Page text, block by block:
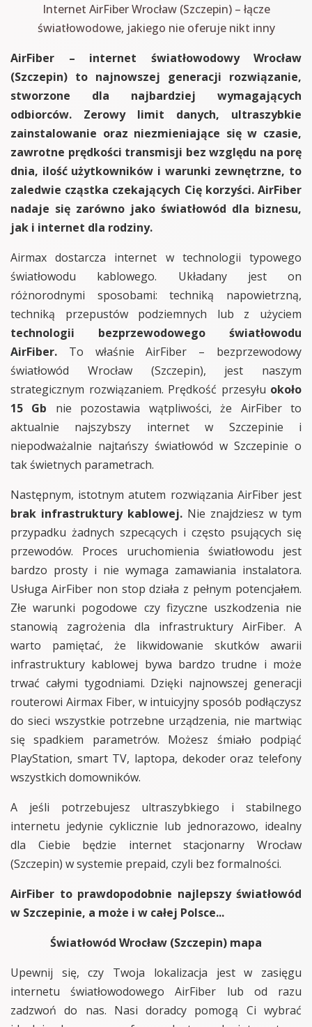
Internet AirFiber Wrocław (Szczepin) – łącze
światłowodowe, jakiego nie oferuje nikt inny
AirFiber – internet światłowodowy Wrocław
(Szczepin) to najnowszej generacji rozwiązanie,
stworzone dla najbardziej wymagających
odbiorców. Zerowy limit danych, ultraszybkie
zainstalowanie oraz niezmieniające się w czasie,
zawrotne prędkości transmisji bez względu na porę
dnia, ilość użytkowników i warunki zewnętrzne, to
zaledwie cząstka czekających Cię korzyści. AirFiber
nadaje się zarówno jako światłowód dla biznesu,
jak i internet dla rodziny.
Airmax dostarcza internet w technologii typowego
światłowodu kablowego. Układany jest on
różnorodnymi sposobami: techniką napowietrzną,
techniką przepustów podziemnych lub z użyciem
technologii bezprzewodowego światłowodu
AirFiber. To właśnie AirFiber – bezprzewodowy
światłowód Wrocław (Szczepin), jest naszym
strategicznym rozwiązaniem. Prędkość przesyłu około
15 Gb nie pozostawia wątpliwości, że AirFiber to
aktualnie najszybszy internet w Szczepinie i
niepodważalnie najtańszy światłowód w Szczepinie o
tak świetnych parametrach.
Następnym, istotnym atutem rozwiązania AirFiber jest
brak infrastruktury kablowej. Nie znajdziesz w tym
przypadku żadnych szpecących i często psujących się
przewodów. Proces uruchomienia światłowodu jest
bardzo prosty i nie wymaga zamawiania instalatora.
Usługa AirFiber non stop działa z pełnym potencjałem.
Złe warunki pogodowe czy fizyczne uszkodzenia nie
stanowią zagrożenia dla infrastruktury AirFiber. A
warto pamiętać, że likwidowanie skutków awarii
infrastruktury kablowej bywa bardzo trudne i może
trwać całymi tygodniami. Dzięki najnowszej generacji
routerowi Airmax Fiber, w intuicyjny sposób podłączysz
do sieci wszystkie potrzebne urządzenia, nie martwiąc
się spadkiem parametrów. Możesz śmiało podpiąć
PlayStation, smart TV, laptopa, dekoder oraz telefony
wszystkich domowników.
A jeśli potrzebujesz ultraszybkiego i stabilnego
internetu jedynie cyklicznie lub jednorazowo, idealny
dla Ciebie będzie internet stacjonarny Wrocław
(Szczepin) w systemie prepaid, czyli bez formalności.
AirFiber to prawdopodobnie najlepszy światłowód
w Szczepinie, a może i w całej Polsce...
Światłowód Wrocław (Szczepin) mapa
Upewnij się, czy Twoja lokalizacja jest w zasięgu
internetu światłowodowego AirFiber lub od razu
zadzwoń do nas. Nasi doradcy pomogą Ci wybrać